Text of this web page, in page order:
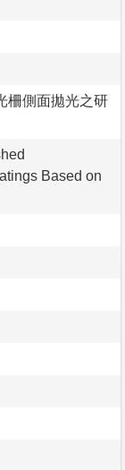
柵側面拋光之研
Based on